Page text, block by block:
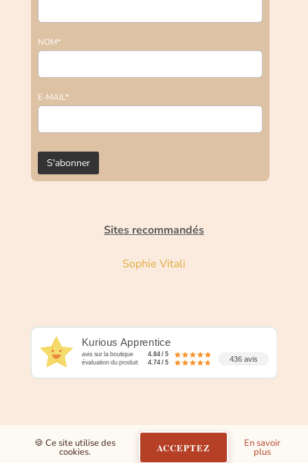
NOM*
E-MAIL*
Sites recommandés
Sophie Vitali
Kurious Apprentice
avis sur la boutique 4.84 / 5
évaluation du produit 4.74 / 5 436 avis
🍪 Ce site utilise des
cookies. ACCEPTEZ En savoir
plus